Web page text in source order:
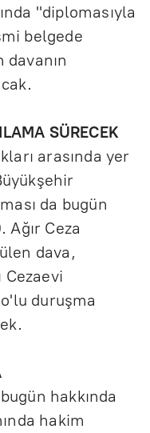
"diplomasıyla
belgede
davanın
SÜRECEK
arasında yer
da bugün
Ceza
dava,
duruşma
hakkında
hakim